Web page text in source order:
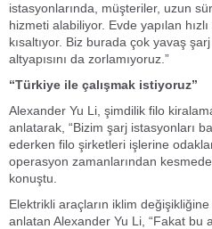
istasyonlarında, müşteriler, uzun
hizmeti alabiliyor. Evde yapılan
kısaltıyor. Biz burada çok yavaş
altyapısını da zorlamıyoruz.”
“Türkiye ile çalışmak istiyoruz”
Alexander Yu Li, şimdilik filo
anlatarak, “Bizim şarj istasyonları
ederken filo şirketleri işlerine
operasyon zamanlarından
konuştu.
Elektrikli araçların iklim
anlatan Alexander Yu Li, “Fakat bu